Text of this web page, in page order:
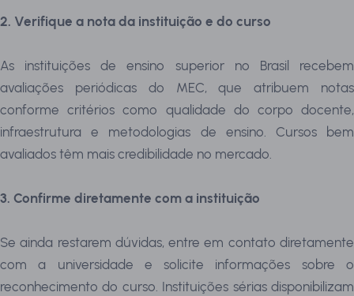
2. Verifique a nota da instituição e do curso
As instituições de ensino superior no Brasil recebem
avaliações periódicas do MEC, que atribuem notas
conforme critérios como qualidade do corpo docente,
infraestrutura e metodologias de ensino. Cursos bem
avaliados têm mais credibilidade no mercado.
3. Confirme diretamente com a instituição
Se ainda restarem dúvidas, entre em contato diretamente
com a universidade e solicite informações sobre o
reconhecimento do curso. Instituições sérias disponibilizam